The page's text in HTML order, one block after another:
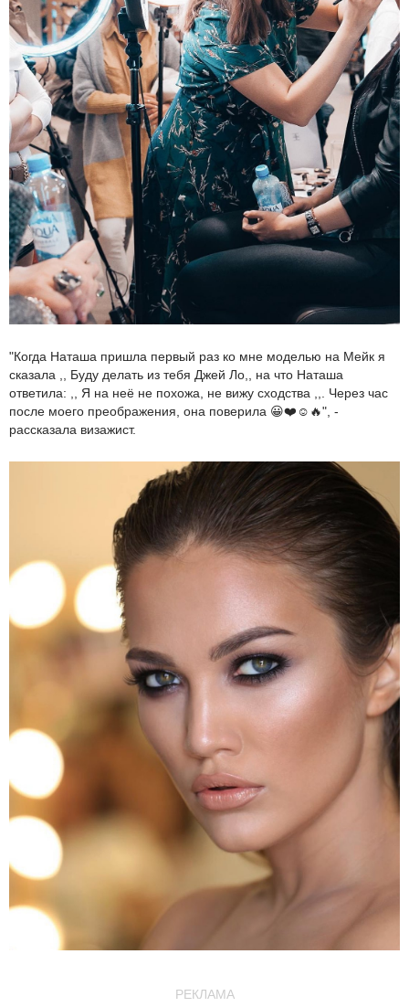
"Когда Наташа пришла первый раз ко мне моделью на Мейк я
сказала ,, Буду делать из тебя Джей Ло,, на что Наташа
ответила: ,, Я на неё не похожа, не вижу сходства ,,. Через час
после моего преображения, она поверила 😀❤️☺️🔥", -
рассказала визажист.
РЕКЛАМА